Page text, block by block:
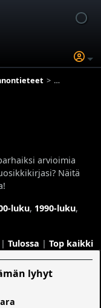
arvioimia
Näitä
luku, 1990-luku,
Tulossa | Top kaikki
lyhyt